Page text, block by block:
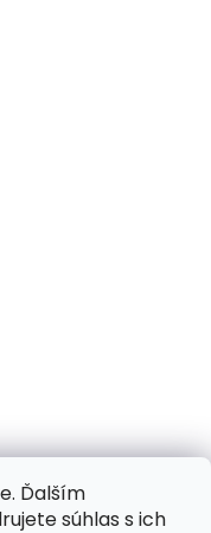
Ďalším
súhlas s ich